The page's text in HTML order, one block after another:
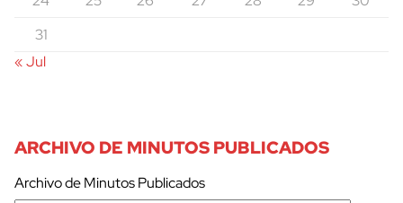
31
« Jul
ARCHIVO DE MINUTOS PUBLICADOS
Archivo de Minutos Publicados